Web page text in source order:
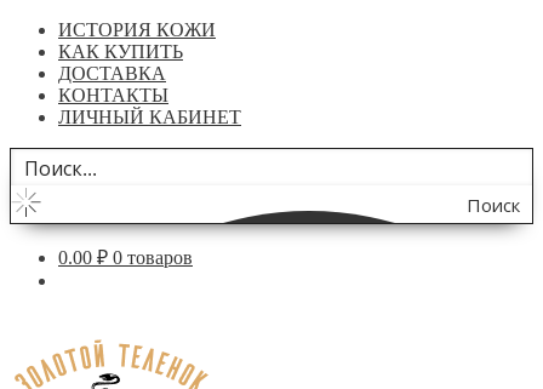
ИСТОРИЯ КОЖИ
КАК КУПИТЬ
ДОСТАВКА
КОНТАКТЫ
ЛИЧНЫЙ КАБИНЕТ
Поиск
по
0.00 ₽ 0 товаров
навигации
содержимому